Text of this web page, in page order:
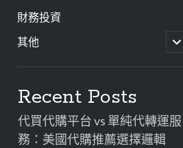
財務投資
其他
開
啟
訊
欄
Recent Posts
代買代購平台 vs 單純代轉運服
務：美國代購推薦選擇邏輯